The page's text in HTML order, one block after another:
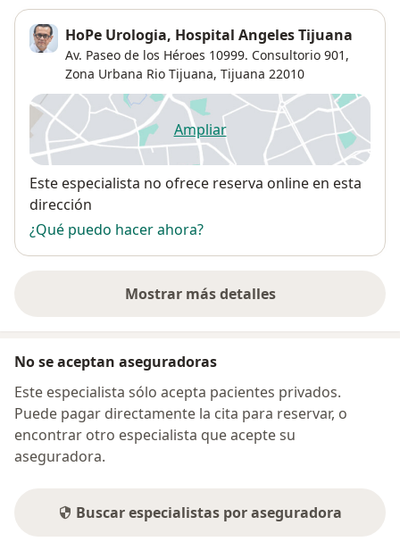
HoPe Urologia, Hospital Angeles Tijuana
Av. Paseo de los Héroes 10999. Consultorio 901,
Zona Urbana Rio Tijuana, Tijuana 22010
Ampliarse abre en una nueva
Disponibilidad
Este especialista no ofrece reserva online en esta
dirección
¿Qué puedo hacer ahora?
Mostrar más detalles
sobre la dirección
No se aceptan aseguradoras
Este especialista sólo acepta pacientes privados.
Puede pagar directamente la cita para reservar, o
encontrar otro especialista que acepte su
aseguradora.
Buscar especialistas por aseguradora